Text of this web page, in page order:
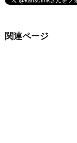
関連ページ